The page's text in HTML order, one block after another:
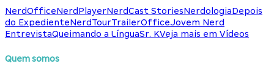
NerdOfficeNerdPlayerNerdCast StoriesNerdologiaDepois
do ExpedienteNerdTourTrailerOfficeJovem Nerd
EntrevistaQueimando a LínguaSr. KVeja mais em Vídeos
Quem somos